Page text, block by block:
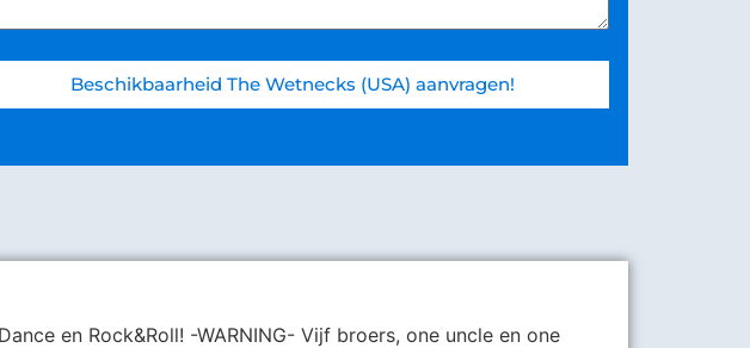
Beschikbaarheid The Wetnecks (USA) aanvragen!
en Rock&Roll! -WARNING- Vijf broers, one uncle en one